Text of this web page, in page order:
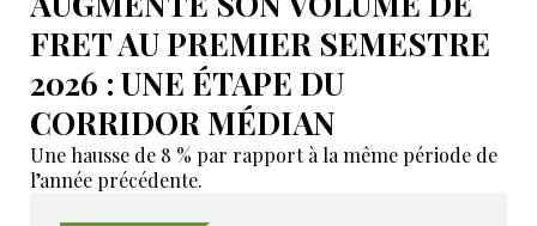
FRET AU PREMIER SEMESTRE
2026 : UNE ÉTAPE DU
CORRIDOR MÉDIAN
Une hausse de 8 % par rapport à la même période de
l’année précédente.